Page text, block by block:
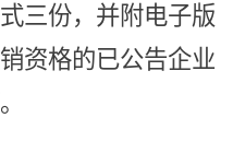
三份，并附电子版
资格的已公告企业